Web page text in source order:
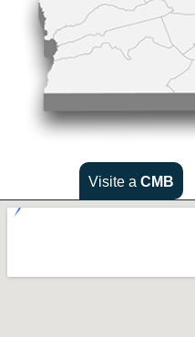
Visite a CMB